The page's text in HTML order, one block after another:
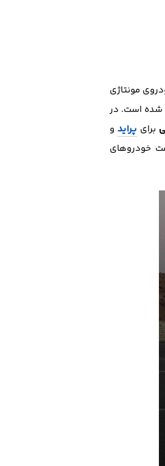
مونتاژی
شده است. در
برای پراید و
خودروهای